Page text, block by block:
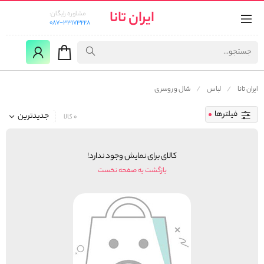
ایران تانا
مشاوره رایگان:
087-33173228
ایران تانا لباس شال و روسری
فیلترها جدیدترین 0 کالا
کالای برای نمایش وجود ندارد!
بازگشت به صفحه نخست